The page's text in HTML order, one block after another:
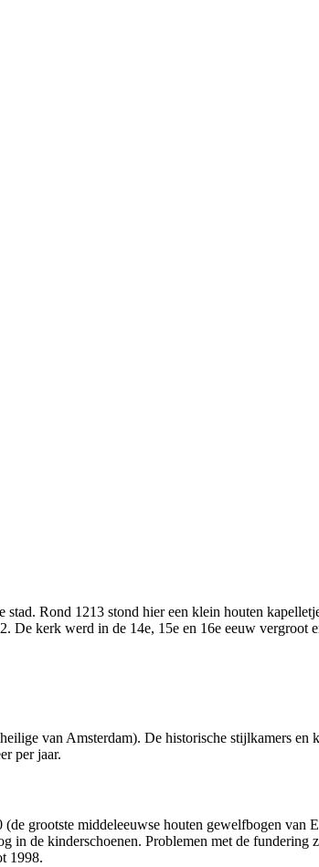
Rond 1213 stond hier een klein houten
kerk werd in de 14e, 15e en 16e eeuw vergroot
van Amsterdam). De historische stijl­kamers en
per jaar.
grootste middel­eeuwse houten gewelf­bogen van
de kinder­schoenen. Problemen met de fundering
1998.